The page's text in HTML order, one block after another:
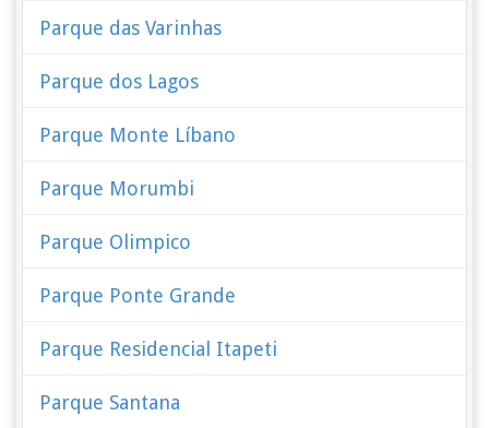
Parque das Varinhas
Parque dos Lagos
Parque Monte Líbano
Parque Morumbi
Parque Olimpico
Parque Ponte Grande
Parque Residencial Itapeti
Parque Santana